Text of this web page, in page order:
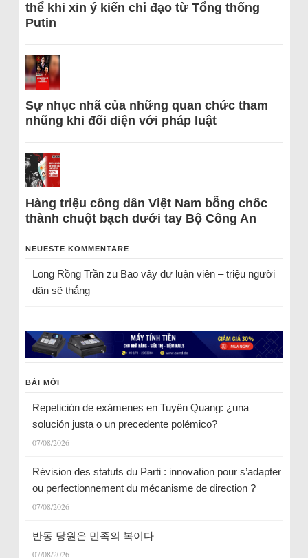
thể khi xin ý kiến chỉ đạo từ Tổng thống
Putin
Sự nhục nhã của những quan chức tham
nhũng khi đối diện với pháp luật
Hàng triệu công dân Việt Nam bỗng chốc
thành chuột bạch dưới tay Bộ Công An
NEUESTE KOMMENTARE
Long Rồng Trầnzu Bao vây dư luận viên – triệu người
dân sẽ thắng
BÀI MỚI
Repetición de exámenes en Tuyên Quang: ¿una
solución justa o un precedente polémico?
07/08/2026
Révision des statuts du Parti : innovation pour s’adapter
ou perfectionnement du mécanisme de direction ?
07/08/2026
반동 당원은 민족의 복이다
07/08/2026